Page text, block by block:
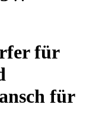
für
für